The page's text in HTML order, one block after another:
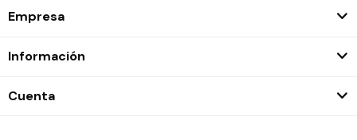
Empresa
Información
Cuenta